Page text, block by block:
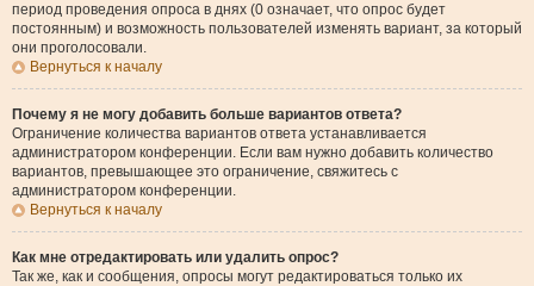
период проведения опроса в днях (0 означает, что опрос будет
постоянным) и возможность пользователей изменять вариант, за который
они проголосовали.
Вернуться к началу
Почему я не могу добавить больше вариантов ответа?
Ограничение количества вариантов ответа устанавливается
администратором конференции. Если вам нужно добавить количество
вариантов, превышающее это ограничение, свяжитесь с
администратором конференции.
Вернуться к началу
Как мне отредактировать или удалить опрос?
Так же, как и сообщения, опросы могут редактироваться только их